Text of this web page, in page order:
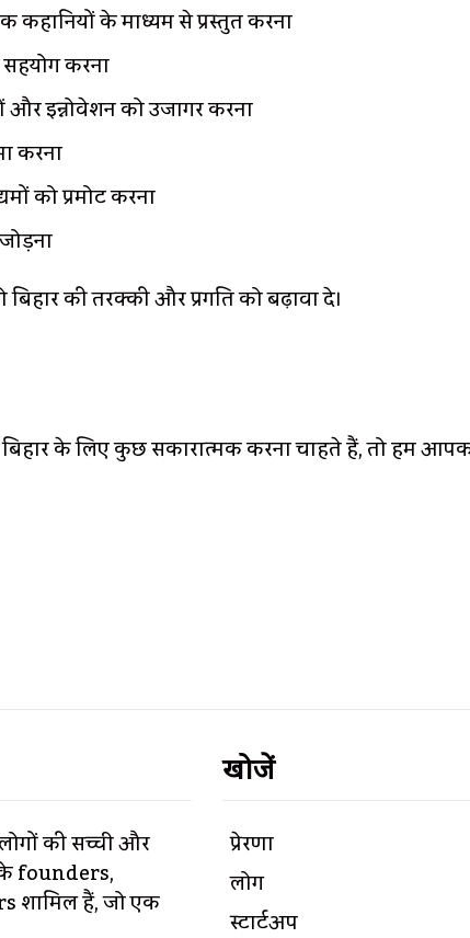
के माध्यम से प्रस्तुत करना
करना
इन्नोवेशन को उजागर करना
करना
को प्रमोट करना
की तरक्की और प्रगति को बढ़ावा दे।
के लिए कुछ सकारात्मक करना चाहते हैं, तो हम
की सच्ची और
founders,
शामिल हैं, जो एक
खोजें
प्रेरणा
लोग
स्टार्टअप